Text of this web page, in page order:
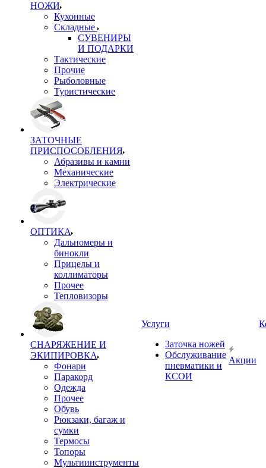
НОЖИ
Кухонные
Складные
СУВЕНИРЫ
И ПОДАРКИ
Тактические
Прочие
Рыболовные
Туристические
ЗАТОЧНЫЕ
ПРИСПОСОБЛЕНИЯ
Абразивы и камни
Механические
Электрические
ОПТИКА
Дальномеры и
бинокли
Прицелы и
коллиматоры
Прочее
Тепловизоры
СНАРЯЖЕНИЕ И
ЭКИПИРОВКА
Фонари
Паракорд
Одежда
Прочее
Обувь
Рюкзаки, багаж и
сумки
Термосы
Топоры
Мультиинструменты
Услуги
Заточка ножей
Обслуживание
пневматики и
КСОИ
Акции